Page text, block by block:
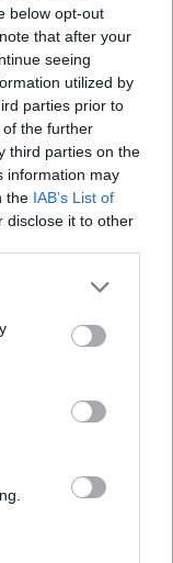
below opt-out
that after your
seeing
utilized by
parties prior to
the further
third parties on the
information may
the IAB’s List of
disclose it to other
ženklų:
00:45:25
lūkesčiai ir
00:35:10
investicijas į
00:15:03rinką: tai